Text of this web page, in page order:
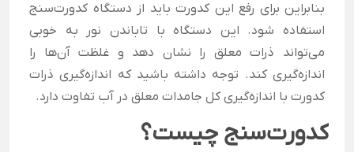
بنابراین برای رفع این کدورت باید از دستگاه کدورت‌سنج
استفاده شود. این دستگاه با تاباندن نور به خوبی
می‌تواند ذرات معلق را نشان دهد و غلظت آن‌ها را
اندازه‌گیری کند. توجه داشته باشید که اندازه‌گیری ذرات
کدورت با اندازه‌گیری کل جامدات معلق در آب تفاوت دارد.
کدورت‌سنج چیست؟